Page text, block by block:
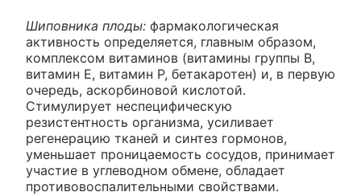
Шиповника плоды: фармакологическая
активность определяется, главным образом,
комплексом витаминов (витамины группы B,
витамин E, витамин P, бетакаротен) и, в первую
очередь, аскорбиновой кислотой.
Стимулирует неспецифическую
резистентность организма, усиливает
регенерацию тканей и синтез гормонов,
уменьшает проницаемость сосудов, принимает
участие в углеводном обмене, обладает
противовоспалительными свойствами.